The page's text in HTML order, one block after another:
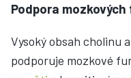
Podpora
Vysoký obsah cholinu
podporuje mozkové